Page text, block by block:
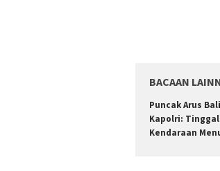
BACAAN
Puncak Arus
Kapolri: Tinggal
Kendaraan